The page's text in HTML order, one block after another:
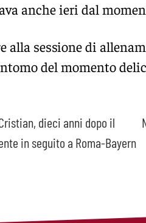
anche ieri dal
alla sessione di
del momento
dieci anni dopo il
in seguito a Roma-Bayern